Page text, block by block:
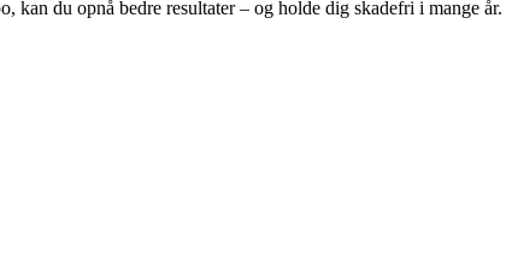
du opnå bedre resultater – og holde dig skadefri i mange år.